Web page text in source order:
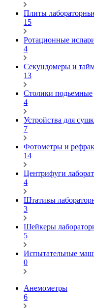
Плиты
15
Ротационные
4
Секундомеры и
13
Столики подьемные
4
Устройства для
7
Фотометры и
14
Центрифуги
4
Штативы
3
Шейкеры
5
Испытательные
0
Анемометры
6